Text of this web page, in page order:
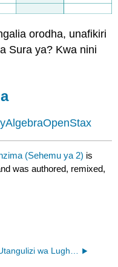
orodha, unafikiri
Sura ya? Kwa nini
(Sehemu ya 2) is
was authored, remixed,
2: Utangulizi wa Lugha ya Algebra